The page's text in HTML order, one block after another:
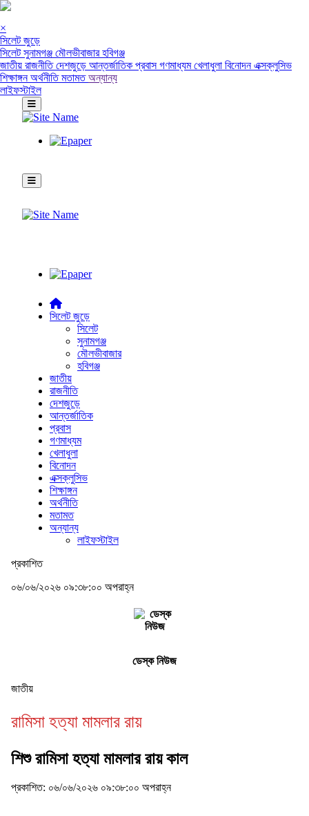
×
সিলেট জুড়ে
সিলেটসুনামগঞ্জ মৌলভীবাজারহবিগঞ্জ
জাতীয় রাজনীতিদেশজুড়ে আন্তর্জাতিক প্রবাসগণমাধ্যমখেলাধুলা বিনোদনএক্সক্লুসিভ
শিক্ষাঙ্গনঅর্থনীতিমতামতঅন্যান্য
লাইফস্টাইল
সিলেট জুড়ে
সিলেট
সুনামগঞ্জ
মৌলভীবাজার
হবিগঞ্জ
জাতীয়
রাজনীতি
দেশজুড়ে
আন্তর্জাতিক
প্রবাস
গণমাধ্যম
খেলাধুলা
বিনোদন
এক্সক্লুসিভ
শিক্ষাঙ্গন
অর্থনীতি
মতামত
অন্যান্য
লাইফস্টাইল
প্রকাশিত
০৬/০৬/২০২৬ ০৯:৩৮:০০ অপরাহ্ন
ডেস্ক নিউজ
জাতীয়
রামিসা হত্যা মামলার রায়
শিশু রামিসা হত্যা মামলার রায় কাল
প্রকাশিত: ০৬/০৬/২০২৬ ০৯:৩৮:০০ অপরাহ্ন